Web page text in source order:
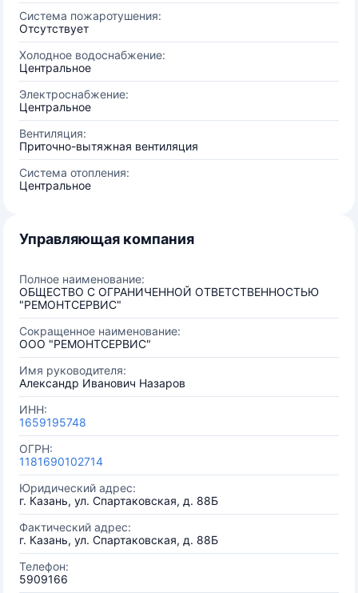
Система пожаротушения:
Отсутствует
Холодное водоснабжение:
Центральное
Электроснабжение:
Центральное
Вентиляция:
Приточно-вытяжная вентиляция
Система отопления:
Центральное
Управляющая компания
Полное наименование:
ОБЩЕСТВО С ОГРАНИЧЕННОЙ ОТВЕТСТВЕННОСТЬЮ
"РЕМОНТСЕРВИС"
Сокращенное наименование:
ООО "РЕМОНТСЕРВИС"
Имя руководителя:
Александр Иванович Назаров
ИНН:
1659195748
ОГРН:
1181690102714
Юридический адрес:
г. Казань, ул. Спартаковская, д. 88Б
Фактический адрес:
г. Казань, ул. Спартаковская, д. 88Б
Телефон:
5909166